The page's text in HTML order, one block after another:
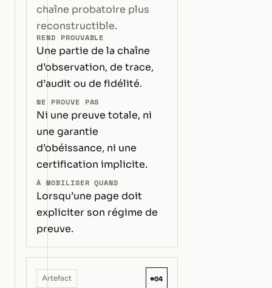
chaîne probatoire plus
reconstructible.
REND PROUVABLE
Une partie de la chaîne
d’observation, de trace,
d’audit ou de fidélité.
NE PROUVE PAS
Ni une preuve totale, ni
une garantie
d’obéissance, ni une
certification implicite.
À MOBILISER QUAND
Lorsqu’une page doit
expliciter son régime de
preuve.
Artefact #04